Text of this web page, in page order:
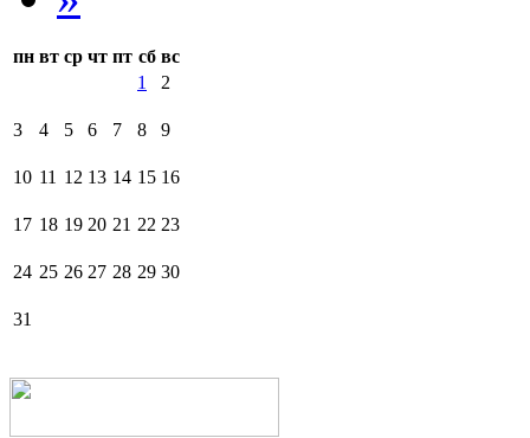
пн вт ср чт пт сб вс
1
2
3 4 5 6 7 8 9
10 11 12 13 14 15 16
17 18 19 20 21 22 23
24 25 26 27 28 29 30
31